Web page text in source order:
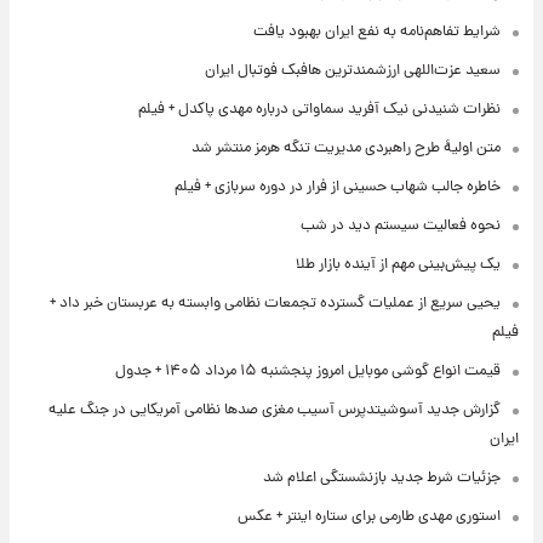
شرایط تفاهم‌نامه به نفع ایران بهبود یافت
سعید عزت‌اللهی ارزشمندترین هافبک فوتبال ایران
نظرات شنیدنی نیک آفرید سماواتی درباره مهدی پاکدل + فیلم
متن اولیۀ طرح راهبردی مدیریت تنگه هرمز منتشر شد
خاطره جالب شهاب حسینی از فرار در دوره سربازی + فیلم
نحوه فعالیت سیستم دید در شب
یک پیش‌بینی مهم از آینده بازار طلا
یحیی سریع از عملیات گسترده تجمعات نظامی وابسته به عربستان خبر داد +
فیلم
قیمت انواع گوشی موبایل امروز پنجشنبه ۱۵ مرداد ۱۴۰۵ + جدول
گزارش جدید آسوشیتدپرس آسیب مغزی صدها نظامی آمریکایی در جنگ علیه
ایران
جزئیات شرط جدید بازنشستگی اعلام شد
استوری مهدی طارمی برای ستاره اینتر + عکس